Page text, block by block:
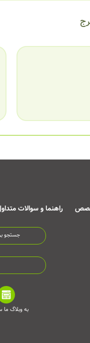
راهنما و سوالات
جستجو
به وبلاگ ما